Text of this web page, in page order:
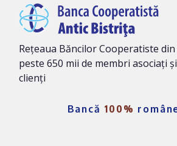
Rețeaua Băncilor Cooperatiste
peste 650 mii de membri asociați
clienți
Bancă 100%